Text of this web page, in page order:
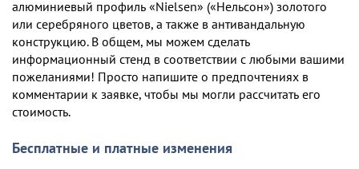
алюминиевый профиль «Nielsen» («Нельсон») золотого
или серебряного цветов, а также в антивандальную
конструкцию. В общем, мы можем сделать
информационный стенд в соответствии с любыми вашими
пожеланиями! Просто напишите о предпочтениях в
комментарии к заявке, чтобы мы могли рассчитать его
стоимость.
Бесплатные и платные изменения